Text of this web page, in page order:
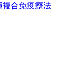
合免疫療法